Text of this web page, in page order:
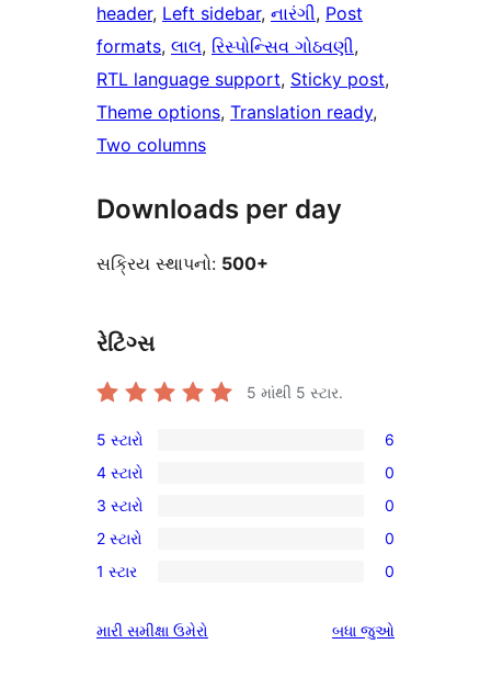
header, Left sidebar, નારંગી, Post
formats, લાલ, રિસ્પોન્સિવ ગોઠવણી
RTL language support, Sticky post
Theme options, Translation ready
Two columns
Downloads per day
સક્રિય સ્થાપનો: 500+
રેટિંગ્સ
5 માંથી 5 સ્ટાર.
6
5-
સ્ટાર
સમીક્ષાઓ
5 સ્ટારો 6
0
4-
સ્ટાર
સમીક્ષાઓ
4 સ્ટારો 0
0
3-
સ્ટાર
3 સ્ટારો 0
0
2-
સમીક્ષાઓ
2 સ્ટારો 0
0
સ્ટાર
1 સ્ટાર 0
મારી સમીક્ષા ઉમેરો બધા સમીક્ષાઓ
જુઓ